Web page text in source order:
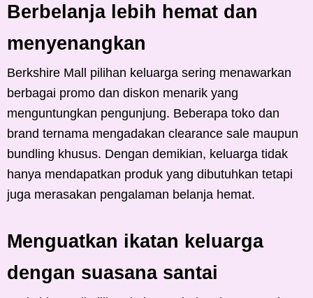
Berbelanja lebih hemat dan
menyenangkan
Berkshire Mall pilihan keluarga sering menawarkan
berbagai promo dan diskon menarik yang
menguntungkan pengunjung. Beberapa toko dan
brand ternama mengadakan clearance sale maupun
bundling khusus. Dengan demikian, keluarga tidak
hanya mendapatkan produk yang dibutuhkan tetapi
juga merasakan pengalaman belanja hemat.
Menguatkan ikatan keluarga
dengan suasana santai